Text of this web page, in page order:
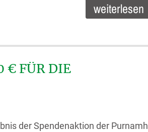
weiterlesen
€ FÜR DIE
der Spendenaktion der Purnamh